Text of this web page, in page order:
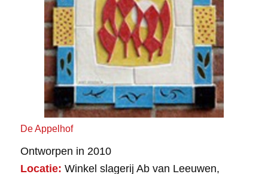
De Appelhof
Ontworpen in 2010
Locatie: Winkel slagerij Ab van Leeuwen,